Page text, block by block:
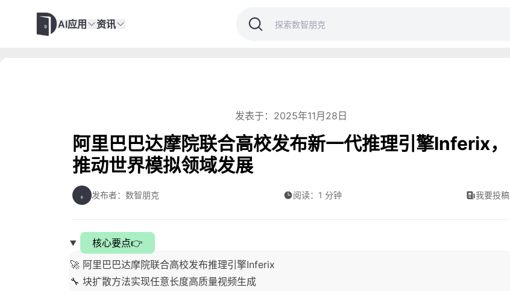
AI应用 资讯
发表于：2025年11月28日
阿里巴巴达摩院联合高校发布新一代推理引擎Inferix，
推动世界模拟领域发展
发布者：数智朋克 阅读：1 分钟 我要投稿
核心要点👉
🚀 阿里巴巴达摩院联合高校发布推理引擎Inferix
🔧 块扩散方法实现任意长度高质量视频生成